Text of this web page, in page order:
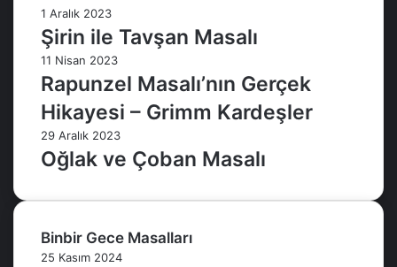
1 Aralık 2023
Şirin ile Tavşan Masalı
11 Nisan 2023
Rapunzel Masalı’nın Gerçek
Hikayesi – Grimm Kardeşler
29 Aralık 2023
Oğlak ve Çoban Masalı
Binbir Gece Masalları
25 Kasım 2024